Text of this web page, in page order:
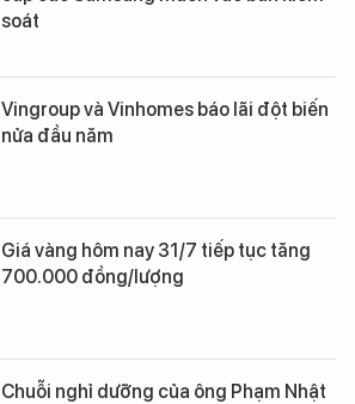
soát
Vingroup và Vinhomes báo lãi đột biến
nửa đầu năm
Giá vàng hôm nay 31/7 tiếp tục tăng
700.000 đồng/lượng
Chuỗi nghỉ dưỡng của ông Phạm Nhật